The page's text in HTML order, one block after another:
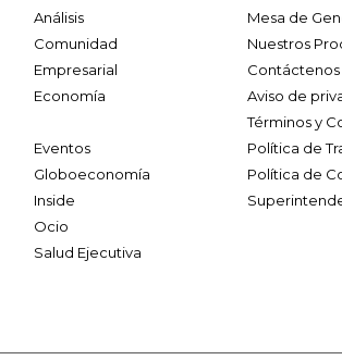
Análisis
Comunidad
Empresarial
Economía
Eventos
Globoeconomía
Inside
Ocio
Salud Ejecutiva
Mesa de
Nuestros
Contáctenos
Aviso de
Términos y
Política de
Política de